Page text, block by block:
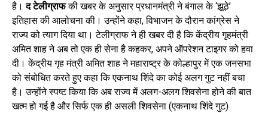
है।द टेलीग्राफकी खबर के अनुसार प्रधानमंत्री ने बंगाल के ‘झूठे’
इतिहास की आलोचना की। उन्होंने कहा, विभाजन के दौरान कांग्रेस ने
राज्य को त्याग दिया था। टेलीग्राफ ने ही खबर दी है कि केंद्रीय गृहमंत्री
अमित शाह ने अब तो एक ही सेना है कहकर, अपने ऑपरेशन टाइगर को हवा
दी। केंद्रीय गृह मंत्री अमित शाह ने महाराष्ट्र के कोल्हापुर में एक जनसभा
को संबोधित करते हुए कहा कि एकनाथ शिंदे का कोई अलग गुट नहीं बचा
है। उन्होंने स्पष्ट किया कि अब राज्य में अलग-अलग शिवसेना होने की बात
खत्म हो गई है और सिर्फ एक ही असली शिवसेना (एकनाथ शिंदे गुट)